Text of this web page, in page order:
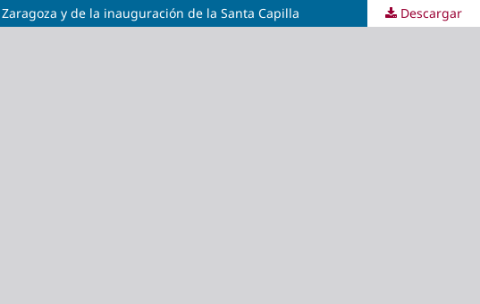
y de la inauguración de la Santa Capilla Descargar